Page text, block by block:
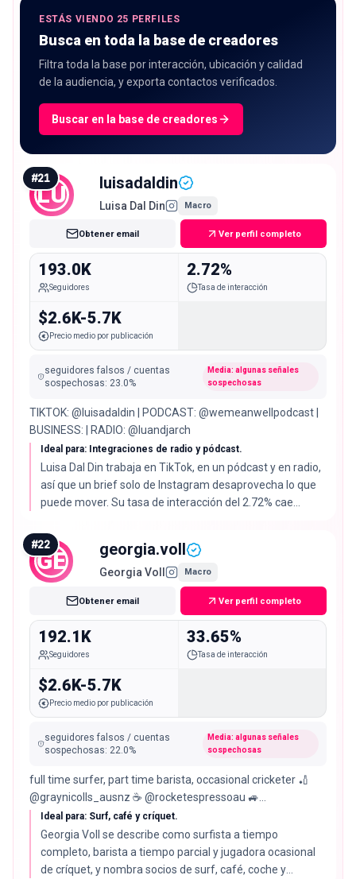
ESTÁS VIENDO 25 PERFILES
Busca en toda la base de creadores
Filtra toda la base por interacción, ubicación y calidad
de la audiencia, y exporta contactos verificados.
Buscar en la base de creadores
LU
#21 luisadaldin
Luisa Dal Din Macro
Obtener email Ver perfil completo
193.0K
Seguidores
2.72%
Tasa de interacción
$2.6K-5.7K
Precio medio por publicación
seguidores falsos / cuentas
sospechosas: 23.0%
Media: algunas señales
sospechosas
TIKTOK: @luisadaldin | PODCAST: @wemeanwellpodcast |
BUSINESS: | RADIO: @luandjarch
Ideal para: Integraciones de radio y pódcast.
Luisa Dal Din trabaja en TikTok, en un pódcast y en radio,
así que un brief solo de Instagram desaprovecha lo que
puede mover. Su tasa de interacción del 2.72% cae
audiencia real.
GE
#22 georgia.voll
Georgia Voll Macro
Obtener email Ver perfil completo
192.1K
Seguidores
33.65%
Tasa de interacción
$2.6K-5.7K
Precio medio por publicación
seguidores falsos / cuentas
sospechosas: 22.0%
Media: algunas señales
sospechosas
full time surfer, part time barista, occasional cricketer 🏏
@graynicolls_ausnz ☕️ @rocketespressoau 🚙
@toowoombatoyota 👟@nike 🕶️ @carveeyewearau
Ideal para: Surf, café y críquet.
Georgia Voll se describe como surfista a tiempo
completo, barista a tiempo parcial y jugadora ocasional
de críquet, y nombra socios de surf, café, coche y